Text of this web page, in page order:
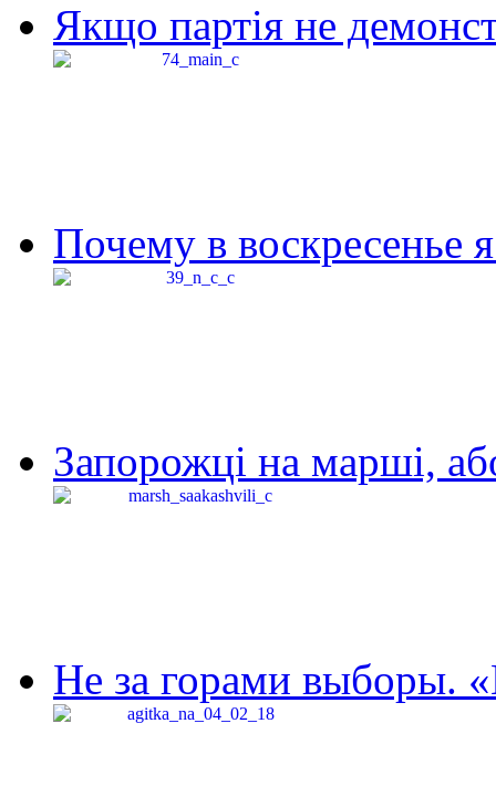
Якщо партія не
Почему в воскресенье
Запорожці на марші,
Не за горами выборы.